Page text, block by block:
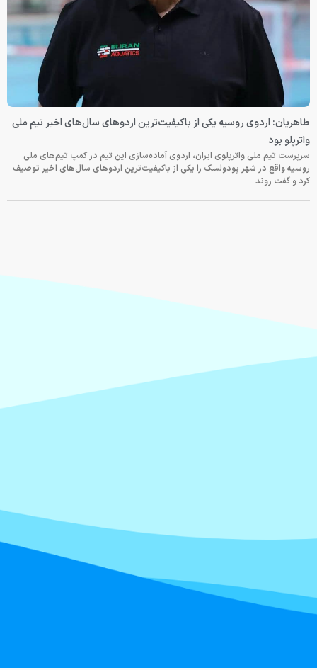
طاهریان: اردوی روسیه یکی از باکیفیت‌ترین اردوهای سال‌های اخیر تیم ملی
واترپلو بود
سرپرست تیم ملی واترپلوی ایران، اردوی آماده‌سازی این تیم در کمپ تیم‌های ملی
روسیه واقع در شهر پودولسک را یکی از باکیفیت‌ترین اردوهای سال‌های اخیر توصیف
کرد و گفت روند